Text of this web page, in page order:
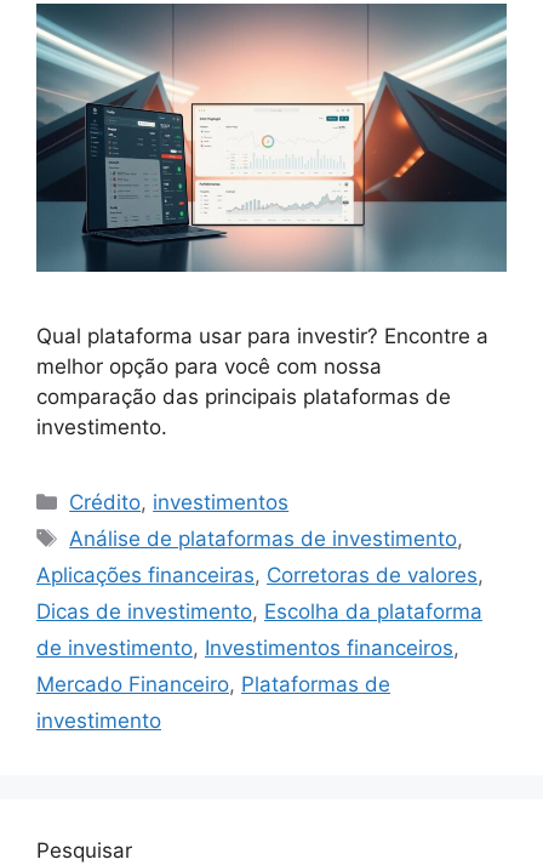
Qual plataforma usar para investir? Encontre a
melhor opção para você com nossa
comparação das principais plataformas de
investimento.
Categorias
Crédito, investimentos
Tags
Análise de plataformas de investimento,
Aplicações financeiras, Corretoras de valores,
Dicas de investimento, Escolha da plataforma
de investimento, Investimentos financeiros,
Mercado Financeiro, Plataformas de
investimento
Pesquisar